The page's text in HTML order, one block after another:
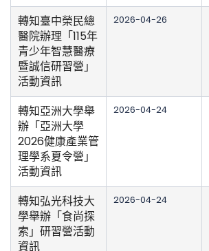
轉知臺中榮民總
醫院辦理「115年
青少年智慧醫療
暨誠信研習營」
活動資訊
2026-04-26
轉知亞洲大學舉
辦「亞洲大學
2026健康產業管
理學系夏令營」
活動資訊
2026-04-24
轉知弘光科技大
學舉辦「食尚探
索」研習營活動
資訊
2026-04-24